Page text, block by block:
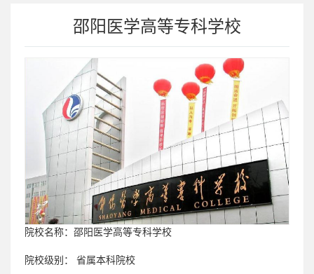
邵阳医学高等专科学校
院校名称： 邵阳医学高等专科学校
院校级别： 省属本科院校